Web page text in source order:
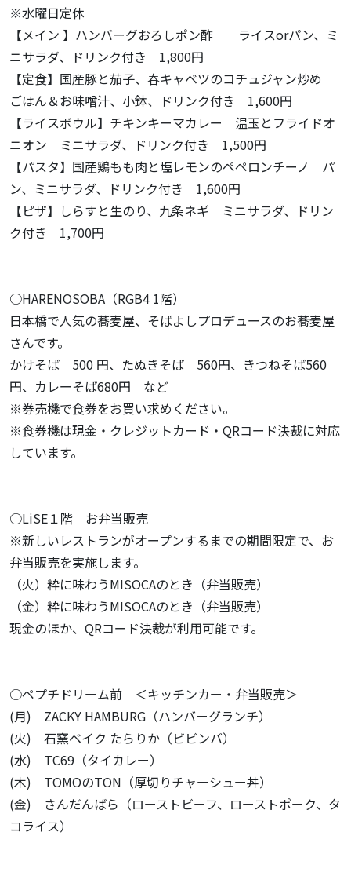
※水曜日定休
【メイン 】ハンバーグおろしポン酢 ライスorパン、ミ
ニサラダ、ドリンク付き 1,800円
【定食】国産豚と茄子、春キャベツのコチュジャン炒め
ごはん＆お味噌汁、小鉢、ドリンク付き 1,600円
【ライスボウル】チキンキーマカレー 温玉とフライドオ
ニオン ミニサラダ、ドリンク付き 1,500円
【パスタ】国産鶏もも肉と塩レモンのペペロンチーノ パ
ン、ミニサラダ、ドリンク付き 1,600円
【ピザ】しらすと生のり、九条ネギ ミニサラダ、ドリン
ク付き 1,700円
○HARENOSOBA（RGB4 1階）
日本橋で人気の蕎麦屋、そばよしプロデュースのお蕎麦屋
さんです。
かけそば 500 円、たぬきそば 560円、きつねそば560
円、カレーそば680円 など
※券売機で食券をお買い求めください。
※食券機は現金・クレジットカード・QRコード決裁に対応
しています。
○LiSE１階 お弁当販売
※新しいレストランがオープンするまでの期間限定で、お
弁当販売を実施します。
（火）粋に味わうMISOCAのとき（弁当販売）
（金）粋に味わうMISOCAのとき（弁当販売）
現金のほか、QRコード決裁が利用可能です。
○ペプチドリーム前 ＜キッチンカー・弁当販売＞
(月) ZACKY HAMBURG（ハンバーグランチ）
(火) 石窯ベイク たらりか（ビビンバ）
(水) TC69（タイカレー）
(木) TOMOのTON（厚切りチャーシュー丼）
(金) さんだんばら（ローストビーフ、ローストポーク、タ
コライス）